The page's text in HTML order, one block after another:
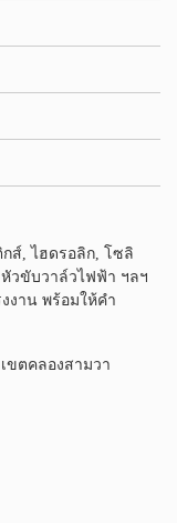
ส์, ไฮดรอลิก, โซลิ
วขับวาล์วไฟฟ้า ฯลฯ
งาน พร้อมให้คำ
ขตคลองสามวา